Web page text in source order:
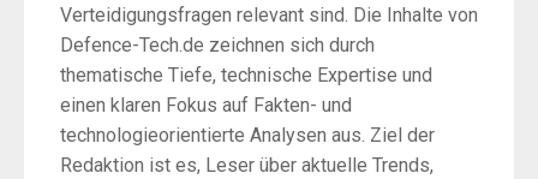
Verteidigungsfragen relevant sind. Die Inhalte von
Defence-Tech.de zeichnen sich durch
thematische Tiefe, technische Expertise und
einen klaren Fokus auf Fakten- und
technologieorientierte Analysen aus. Ziel der
Redaktion ist es, Leser über aktuelle Trends,